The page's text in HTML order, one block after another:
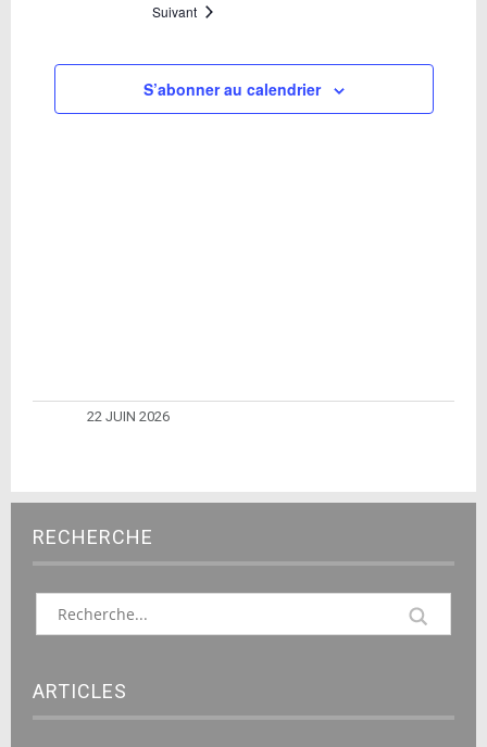
Suivant
S’abonner au calendrier
22 JUIN 2026
RECHERCHE
ARTICLES